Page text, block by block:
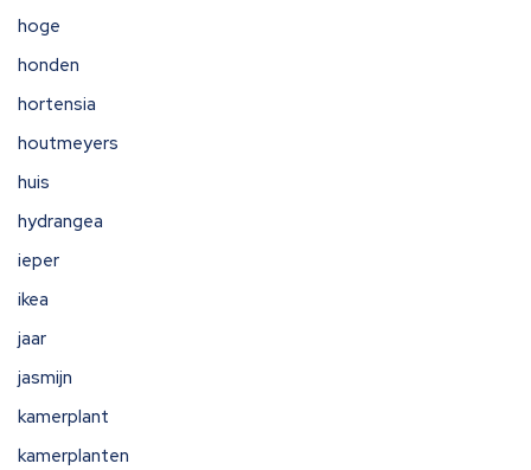
hoge
honden
hortensia
houtmeyers
huis
hydrangea
ieper
ikea
jaar
jasmijn
kamerplant
kamerplanten